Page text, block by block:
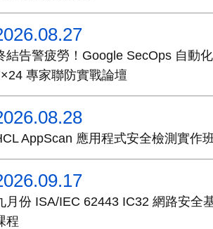
結告警疲勞！Google SecOps 自動
專家聯防實戰論壇
AppScan 應用程式安全檢測實作
月份 ISA/IEC 62443 IC32 網路安全
程